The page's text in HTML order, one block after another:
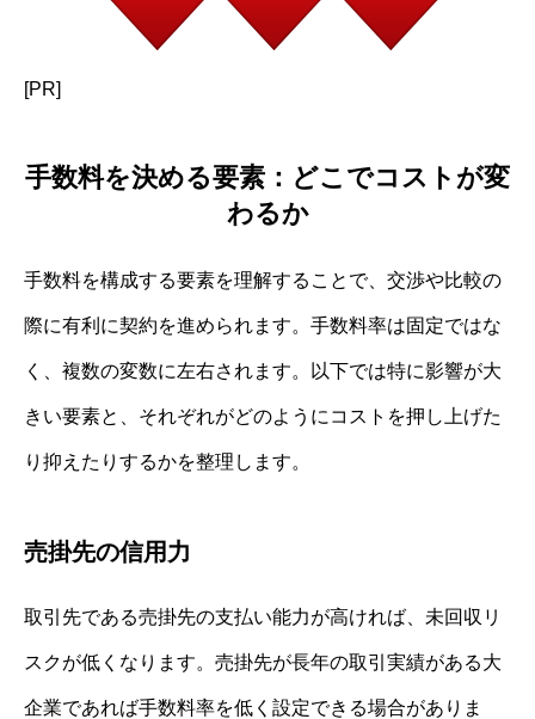
[PR]
手数料を決める要素：どこでコストが変
わるか
手数料を構成する要素を理解することで、交渉や比較の
際に有利に契約を進められます。手数料率は固定ではな
く、複数の変数に左右されます。以下では特に影響が大
きい要素と、それぞれがどのようにコストを押し上げた
り抑えたりするかを整理します。
売掛先の信用力
取引先である売掛先の支払い能力が高ければ、未回収リ
スクが低くなります。売掛先が長年の取引実績がある大
企業であれば手数料率を低く設定できる場合がありま